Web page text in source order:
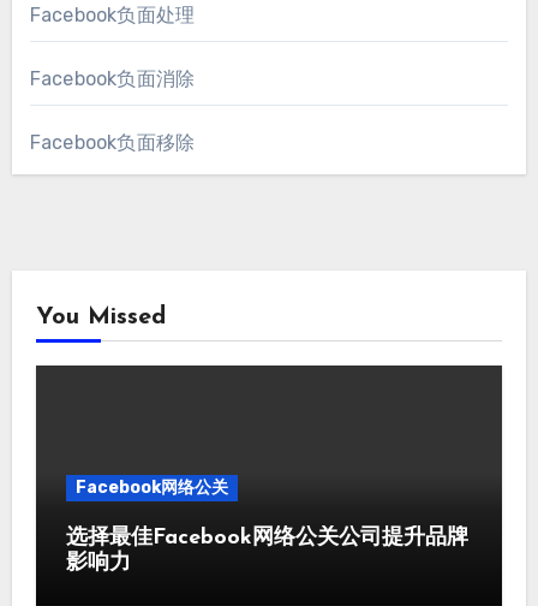
Facebook负面处理
Facebook负面消除
Facebook负面移除
You Missed
Facebook网络公关
选择最佳Facebook网络公关公司提升品牌
影响力